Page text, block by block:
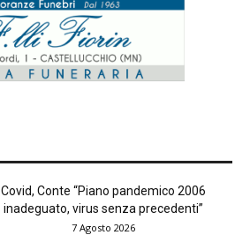
Covid, Conte “Piano pandemico 2006
inadeguato, virus senza precedenti”
7 Agosto 2026